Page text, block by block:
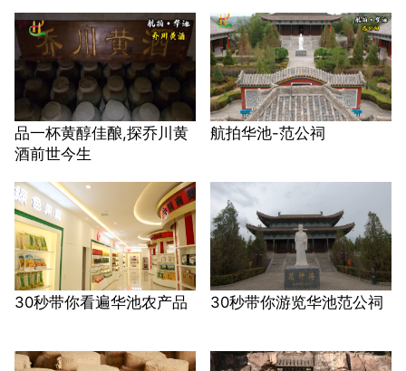
品一杯黄醇佳酿,探乔川黄
酒前世今生
航拍华池-范公祠
30秒带你看遍华池农产品 30秒带你游览华池范公祠